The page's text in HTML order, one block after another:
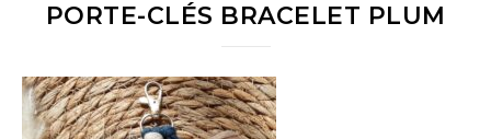
PORTE-CLÉS BRACELET PLUM